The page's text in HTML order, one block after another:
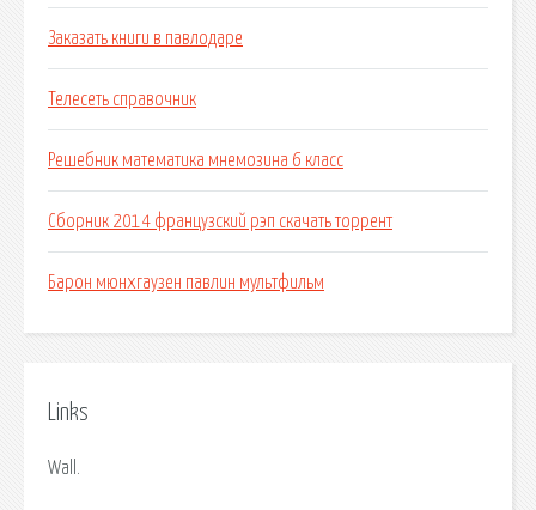
Заказать книги в павлодаре
Телесеть справочник
Решебник математика мнемозина 6 класс
Сборник 2014 французский рэп скачать торрент
Барон мюнхгаузен павлин мультфильм
Links
Wall.